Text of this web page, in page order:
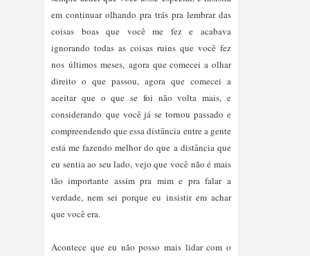
em continuar olhando pra trás pra lembrar das
coisas boas que você me fez e acabava
ignorando todas as coisas ruins que você fez
nos últimos meses,agora que comecei a olhar
direito o que passou, agora que comecei a
aceitar que o que se foi não volta mais, e
considerando que você já se tornou passado e
compreendendo que essa distância entre a gente
está me fazendo melhor do que a distância que
eu sentia ao seu lado, vejo que você não é mais
tão importante assim pra mim e pra falar a
verdade, nem sei porque eu insistir em achar
que você era.
Acontece que eu não posso mais lidar com o